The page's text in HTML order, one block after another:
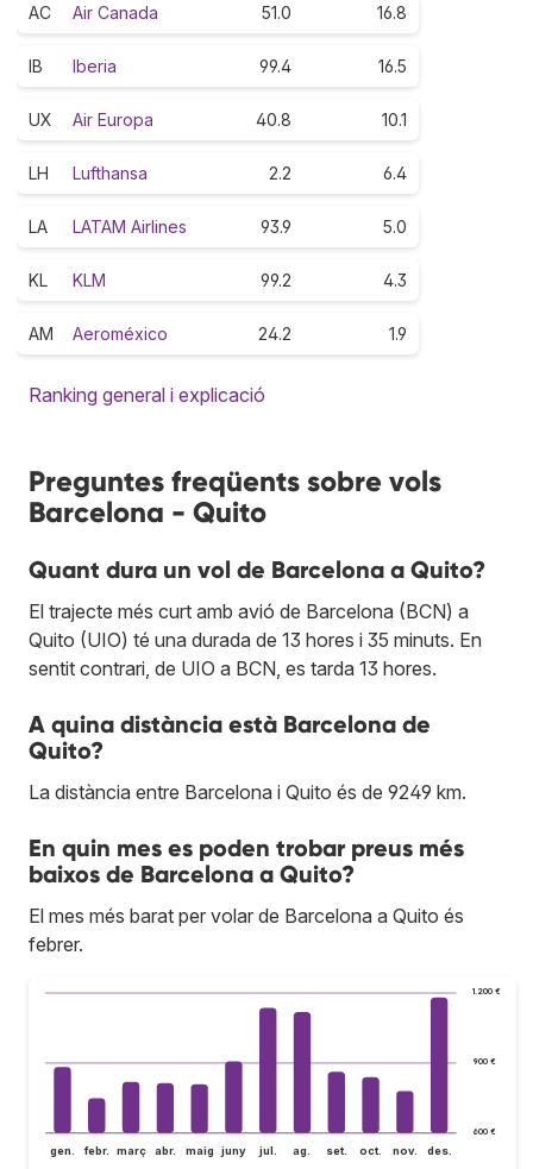
AC Air Canada 51.0 16.8
IB Iberia 99.4 16.5
UX Air Europa 40.8 10.1
LH Lufthansa 2.2 6.4
LA LATAM Airlines 93.9 5.0
KL KLM 99.2 4.3
AM Aeroméxico 24.2 1.9
Ranking general i explicació
Preguntes freqüents sobre vols
Barcelona - Quito
Quant dura un vol de Barcelona a Quito?
El trajecte més curt amb avió de Barcelona (BCN) a
Quito (UIO) té una durada de 13 hores i 35 minuts. En
sentit contrari, de UIO a BCN, es tarda 13 hores.
A quina distància està Barcelona de
Quito?
La distància entre Barcelona i Quito és de 9249 km.
En quin mes es poden trobar preus més
baixos de Barcelona a Quito?
El mes més barat per volar de Barcelona a Quito és
febrer.
600 €
900 €
1.200 €
gen. febr. març abr. maig juny jul. ag. set. oct. nov. des.